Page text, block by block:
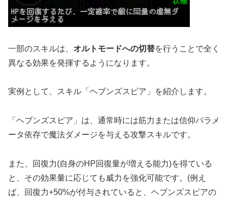
一部のスキルは、 オルトモードへの切替を行うことで全く
異なる効果を発揮するようになります。
実例として、スキル「ヘブンズスピア」を紹介します。
「ヘブンズスピア」は、通常時には筋力または信仰パラメ
ータ依存で魔法ダメージを与える攻撃スキルです。
また、回復力(自身のHP回復量が増える能力)を得ている
と、その効果量に応じても威力を強化可能です。(例え
ば、回復力+50%が付与されていると、ヘブンズスピアの